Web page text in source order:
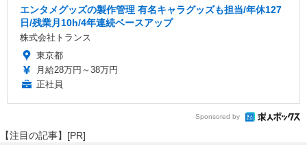
エンタメグッズの製作管理 有名キャラグッズも担当/年休127
日/残業月10h/4年連続ベースアップ
株式会社トランス
東京都
月給28万円～38万円
正社員
Sponsored by
【注目の記事】[PR]